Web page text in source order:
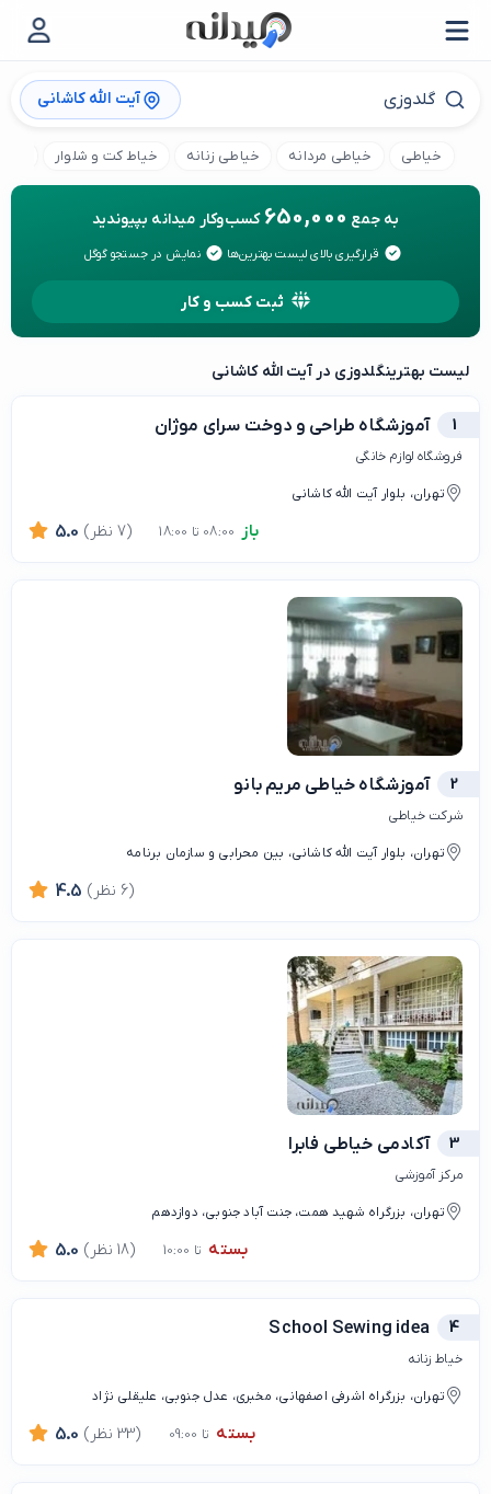
آیت الله کاشانی
خیاطی خیاطی مردانه خیاطی زنانه خیاط کت و شلوار
به جمع 650,000 کسب‌وکار میدانه بپیوندید
قرارگیری بالای لیست بهترین‌ها نمایش در جستجو گوگل
ثبت کسب و کار
لیست بهترینگلدوزی در آیت الله کاشانی
1 آموزشگاه طراحی و دوخت سرای موژان
فروشگاه لوازم خانگی
تهران، بلوار آیت الله کاشانی
باز 5.0 (7 نظر)
2 آموزشگاه خیاطی مریم بانو
شرکت خیاطی
تهران، بلوار آیت الله کاشانی، بین محرابی و سازمان برنامه
4.5 (6 نظر)
3 آکادمی خیاطی فابرا
مرکز آموزشی
تهران، بزرگراه شهید همت، جنت آباد جنوبی، دوازدهم
بسته تا 10:00 5.0 (18 نظر)
4
School Sewing idea
خیاط زنانه
تهران، بزرگراه اشرفی اصفهانی، مخبری، عدل جنوبی، علیقلی نژاد
بسته تا 09:00 5.0 (33 نظر)